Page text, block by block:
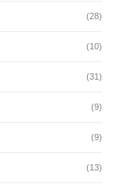
(28)
(10)
(31)
(9)
(9)
(13)